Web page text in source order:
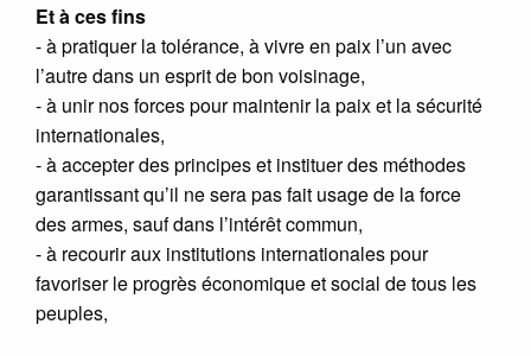
Et à ces fins
- à pratiquer la tolérance, à vivre en paix l’un avec
l’autre dans un esprit de bon voisinage,
- à unir nos forces pour maintenir la paix et la sécurité
internationales,
- à accepter des principes et instituer des méthodes
garantissant qu’il ne sera pas fait usage de la force
des armes, sauf dans l’intérêt commun,
- à recourir aux institutions internationales pour
favoriser le progrès économique et social de tous les
peuples,